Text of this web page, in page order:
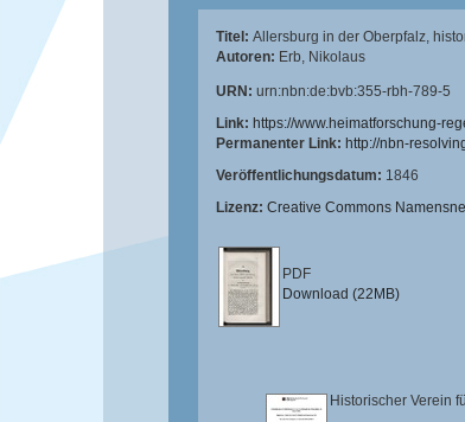
Titel: Allersburg in der Oberpfalz,
Autoren: Erb, Nikolaus
URN: urn:nbn:de:bvb:355-rbh-789-5
Link: https://www.heimatforschung-
Permanenter Link: http://nbn-
Veröffentlichungsdatum: 1846
Lizenz: Creative Commons
PDF
Download (22MB)
Historischer Verein